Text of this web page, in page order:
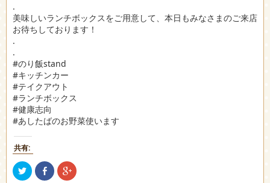
.
美味しいランチボックスをご用意して、本日もみなさまのご来店
お待ちしております！
.
.
#のり飯stand
#キッチンカー
#テイクアウト
#ランチボックス
#健康志向
#あしたばのお野菜使います
共有:
ク
リ
Facebook
で
ク
リ